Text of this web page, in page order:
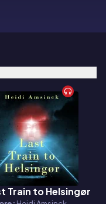
Train to Helsingør